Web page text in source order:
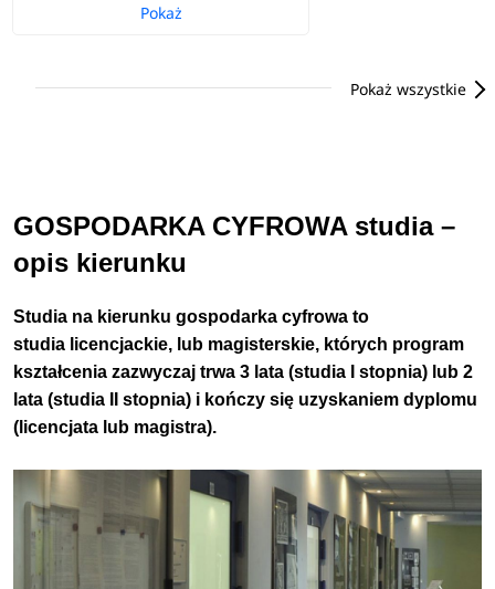
Pokaż
Pokaż wszystkie
GOSPODARKA CYFROWA studia –
opis kierunku
Studia na kierunkugospodarka cyfrowa to
studia licencjackie, lub magisterskie, których program
kształcenia zazwyczaj trwa 3 lata (studia I stopnia) lub 2
lata (studia II stopnia) i kończy się uzyskaniem dyplomu
(licencjata lub magistra).